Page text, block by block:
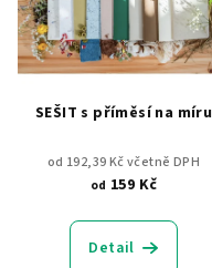
SEŠIT s příměsí na míru
od 192,39 Kč včetně DPH
od 159 Kč
Detail